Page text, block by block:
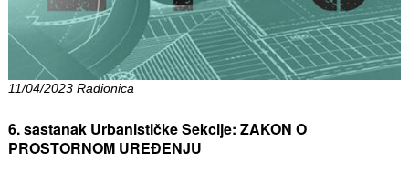
11/04/2023 Radionica
6. sastanak Urbanističke Sekcije: ZAKON O
PROSTORNOM UREĐENJU